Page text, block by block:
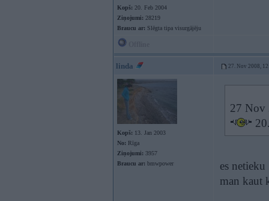
Kopš: 20. Feb 2004
Ziņojumi: 28219
Braucu ar: Slēgta tipa visurgājēju
linda 27. Nov 2008,
Kopš: 13. Jan 2003
No: Rīga
Ziņojumi: 3957
Braucu ar: bmwpower
27 Nov
es netieku
man kaut